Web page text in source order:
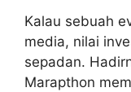
Kalau sebuah
media, nilai
sepadan.
Marapthon